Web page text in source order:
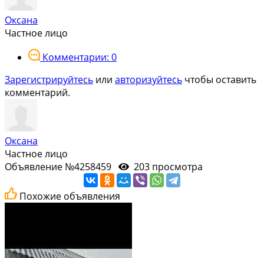
Оксана
Частное лицо
Комментарии: 0
Зарегистрируйтесь или авторизуйтесь чтобы оставить
комментарий.
Оксана
Частное лицо
Объявление №4258459
203 просмотра
Похожие объявления